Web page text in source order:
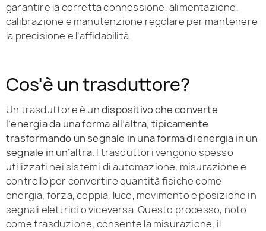
garantire la corretta connessione, alimentazione,
calibrazione e manutenzione regolare per mantenere
la precisione e l’affidabilità.
Cos'è un trasduttore?
Un trasduttore è undispositivo che converte
l’energia da una forma all’altra, tipicamente
trasformando un segnale in una forma di energia in un
segnale in un’altra. I trasduttori vengono spesso
utilizzati nei sistemi di automazione, misurazione e
controllo per convertire quantità fisiche come
energia, forza, coppia, luce, movimento e posizione in
segnali elettrici o viceversa. Questo processo, noto
come trasduzione, consente la misurazione, il